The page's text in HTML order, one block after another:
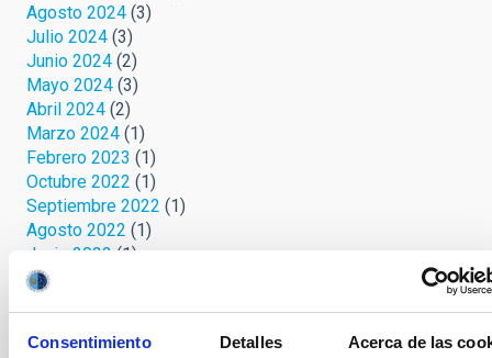
Consentimiento Detalles Acerca de las
Agosto 2024 (3)
Julio 2024 (3)
Junio 2024 (2)
Mayo 2024 (3)
Abril 2024 (2)
Marzo 2024 (1)
Febrero 2023 (1)
Octubre 2022 (1)
Septiembre 2022 (1)
Agosto 2022 (1)
Junio 2022 (1)
Mayo 2022
Febrero 2022(2)